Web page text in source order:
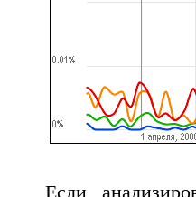
Если